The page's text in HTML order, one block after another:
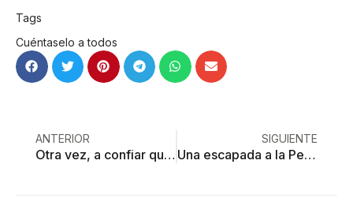
Tags
Cuéntaselo a todos
ANTERIOR
Otra vez, a confiar que la Fiscalía haga justicia en el caso del tamalero asesinado
SIGUIENTE
Una escapada a la Peña de Bernal en Querétaro